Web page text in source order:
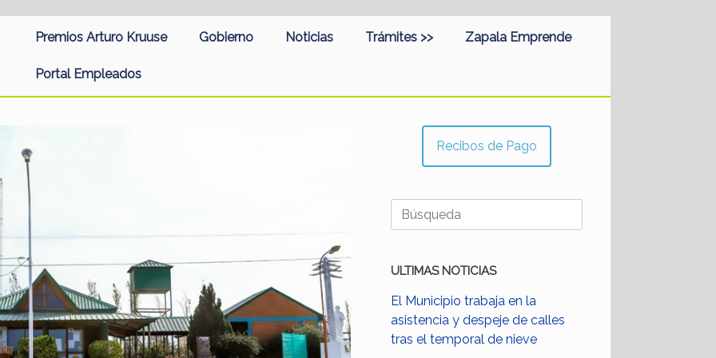
Premios Arturo Kruuse Gobierno Noticias Trámites >> Zapala Emprende
Portal Empleados
Recibos de Pago
Buscar:
ULTIMAS NOTICIAS
El Municipio trabaja en la
asistencia y despeje de calles
tras el temporal de nieve